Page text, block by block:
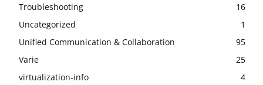
Troubleshooting
16
Uncategorized
1
Unified Communication & Collaboration
95
Varie
25
virtualization-info
4